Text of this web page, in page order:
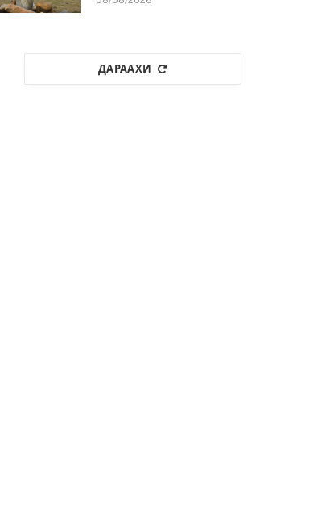
ДАРААХИ